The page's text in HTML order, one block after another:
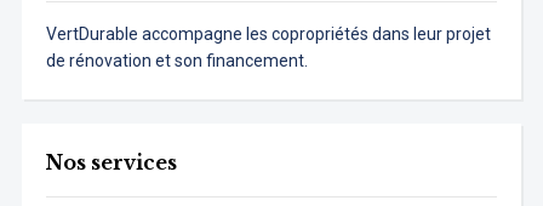
VertDurable accompagne les copropriétés dans leur projet
de rénovation et son financement.
Nos services